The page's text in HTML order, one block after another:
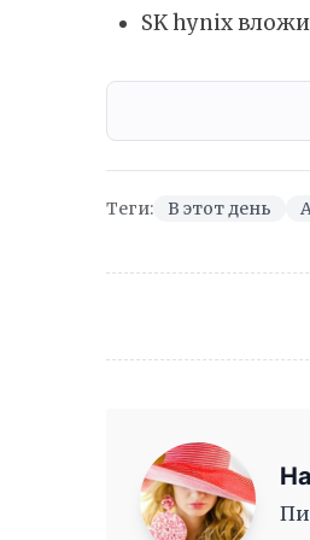
SK hynix
Теги: В этот день